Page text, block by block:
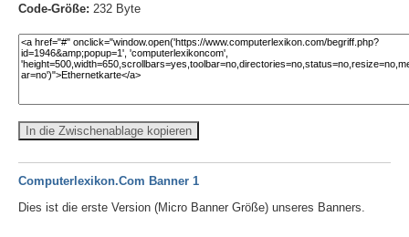
Code-Größe: 232 Byte
In die Zwischenablage kopieren
Computerlexikon.Com Banner 1
Dies ist die erste Version (Micro Banner Größe) unseres Banners.